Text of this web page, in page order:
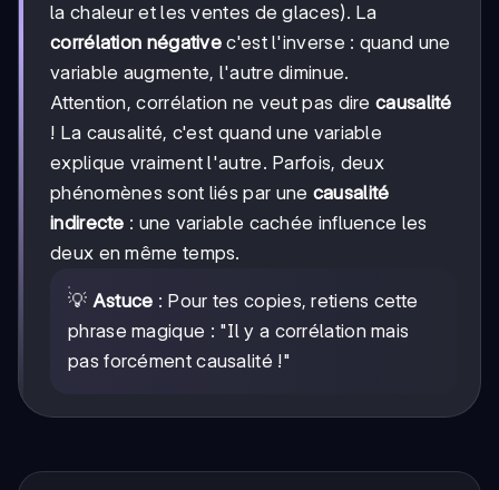
la chaleur et les ventes de glaces). La
corrélation négative c'est l'inverse : quand une
variable augmente, l'autre diminue.
Attention, corrélation ne veut pas dire causalité
! La causalité, c'est quand une variable
explique vraiment l'autre. Parfois, deux
phénomènes sont liés par une causalité
indirecte : une variable cachée influence les
deux en même temps.
💡 Astuce : Pour tes copies, retiens cette
phrase magique : "Il y a corrélation mais
pas forcément causalité !"